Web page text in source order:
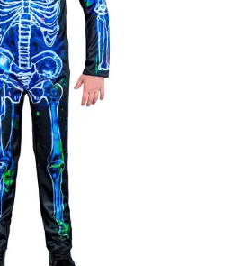
Egyéb
probléma esetén
tudjuk átvállalni.
Tájékoztatjuk
kedves
vásárlóinkat,